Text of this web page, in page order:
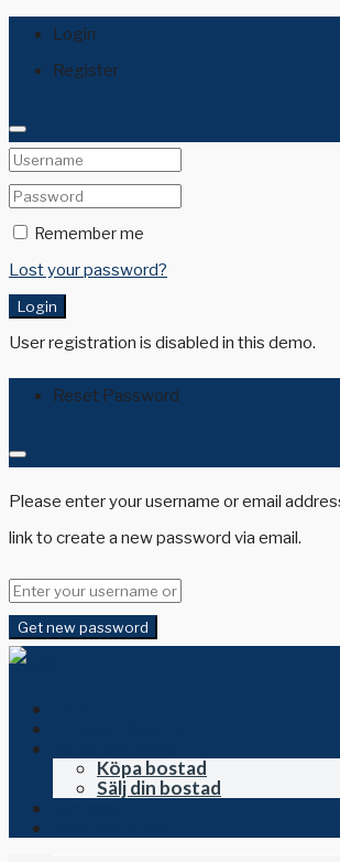
Login
Register
Remember me
Lost your password?
Login
User registration is disabled in this demo.
Reset Password
Please enter your username or email
link to create a new password via email.
Get new password
Köpa bostad
Sälj din bostad